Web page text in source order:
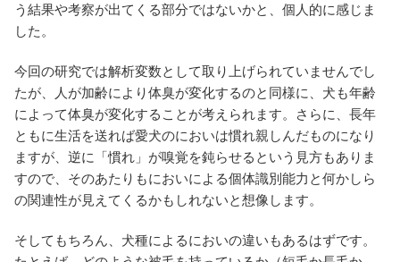
う結果や考察が出てくる部分ではないかと、個人的に感じま
した。
今回の研究では解析変数として取り上げられていませんでし
たが、人が加齢により体臭が変化するのと同様に、犬も年齢
によって体臭が変化することが考えられます。さらに、長年
ともに生活を送れば愛犬のにおいは慣れ親しんだものになり
ますが、逆に「慣れ」が嗅覚を鈍らせるという見方もありま
すので、そのあたりもにおいによる個体識別能力と何かしら
の関連性が見えてくるかもしれないと想像します。
そしてもちろん、犬種によるにおいの違いもあるはずです。